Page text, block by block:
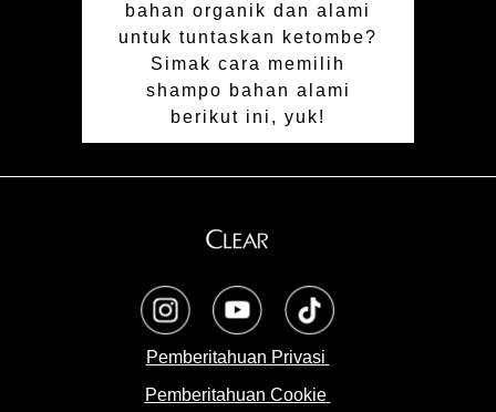
bahan organik dan alami
untuk tuntaskan ketombe?
Simak cara memilih
shampo bahan alami
berikut ini, yuk!
opens in a new tab
opens in a new tabopens in a new tab
Pemberitahuan Privasi
Pemberitahuan Cookie